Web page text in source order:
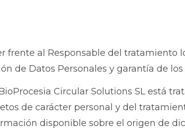
frente al Responsable del tratamiento
de Datos Personales y garantía de
Circular Solutions SL está
de carácter personal y del
disponible sobre el origen de